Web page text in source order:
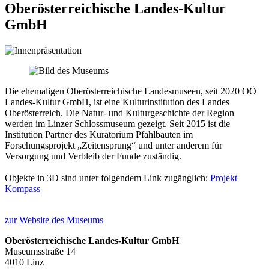
Oberösterreichische Landes-Kultur
GmbH
Die ehemaligen Oberösterreichische Landesmuseen, seit 2020 OÖ
Landes-Kultur GmbH, ist eine Kulturinstitution des Landes
Oberösterreich. Die Natur- und Kulturgeschichte der Region
werden im Linzer Schlossmuseum gezeigt. Seit 2015 ist die
Institution Partner des Kuratorium Pfahlbauten im
Forschungsprojekt „Zeitensprung“ und unter anderem für
Versorgung und Verbleib der Funde zuständig.
Objekte in 3D sind unter folgendem Link zugänglich: Projekt
Kompass
zur Website des Museums
Oberösterreichische Landes-Kultur GmbH
Museumsstraße 14
4010 Linz